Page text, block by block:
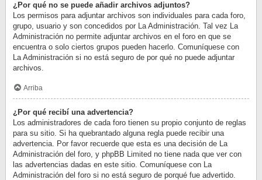
¿Por qué no se puede añadir archivos adjuntos?
Los permisos para adjuntar archivos son individuales para cada foro,
grupo, usuario y son concedidos por La Administración. Tal vez La
Administración no permite adjuntar archivos en el foro en que se
encuentra o solo ciertos grupos pueden hacerlo. Comuníquese con
La Administración si no está seguro de por qué no puede adjuntar
archivos.
Arriba
¿Por qué recibí una advertencia?
Los administradores de cada foro tienen su propio conjunto de reglas
para su sitio. Si ha quebrantado alguna regla puede recibir una
advertencia. Por favor recuerde que esta es una decisión de La
Administración del foro, y phpBB Limited no tiene nada que ver con
las advertencias dadas en este sitio. Comuníquese con La
Administración del foro si no está seguro de porqué fue advertido.